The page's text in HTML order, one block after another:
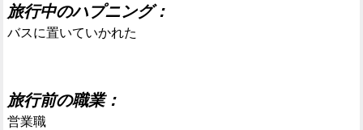
旅行中のハプニング：
バスに置いていかれた
旅行前の職業：
営業職